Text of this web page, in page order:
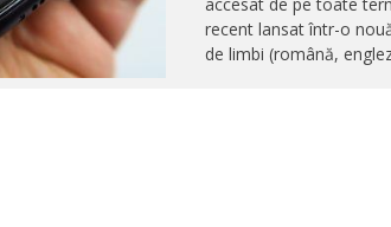
recent lansat într-o
de limbi (română,